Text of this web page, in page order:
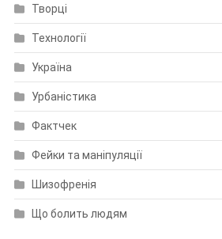
Творці
Технології
Україна
Урбаністика
Фактчек
Фейки та маніпуляції
Шизофренія
Що болить людям